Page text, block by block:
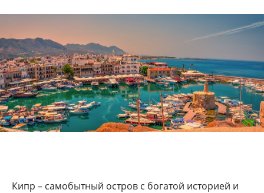
Кипр – самобытный остров с богатой историей и